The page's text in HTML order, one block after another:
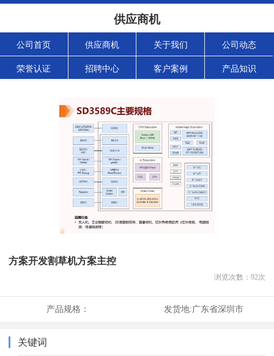
供应商机
公司首页 供应商机 关于我们 公司动态
荣誉认证 招聘中心 客户案例 产品知识
方案开发割草机方案主控
浏览次数： 92次
产品规格： 发货地:广东省深圳市
关键词